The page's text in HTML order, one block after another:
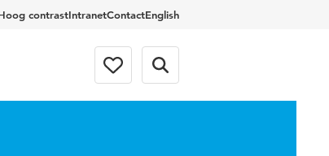
contrastIntranetContactEnglish